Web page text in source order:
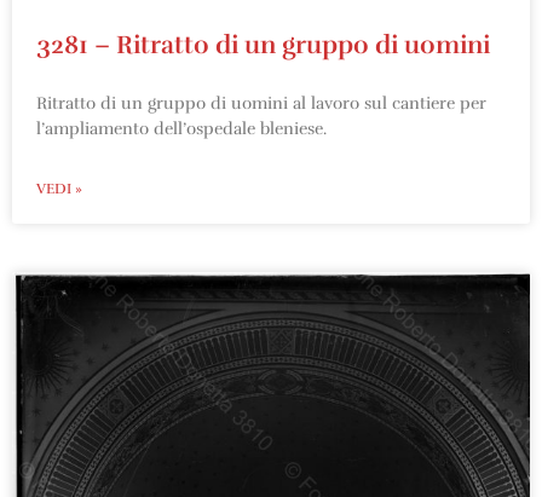
3281 – Ritratto di un gruppo di uomini
Ritratto di un gruppo di uomini al lavoro sul cantiere per
l’ampliamento dell’ospedale bleniese.
VEDI »